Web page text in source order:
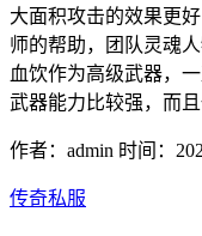
大面积攻击的效果更
师的帮助，团队灵魂
血饮作为高级武器，
武器能力比较强，而
作者：admin 时间：
传奇私服